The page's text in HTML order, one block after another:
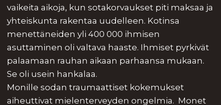
vaikeita aikoja, kun sotakorvaukset piti maksaa ja
yhteiskunta rakentaa uudelleen. Kotinsa
menettäneiden yli 400 000 ihmisen
asuttaminen oli valtava haaste. Ihmiset pyrkivät
palaamaan rauhan aikaan parhaansa mukaan.
Se oli usein hankalaa.
Monille sodan traumaattiset kokemukset
aiheuttivat mielenterveyden ongelmia. Monet